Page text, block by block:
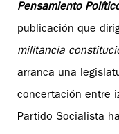
Pensamiento
publicación que
militancia
arranca una
concertación entre
Partido Socialista